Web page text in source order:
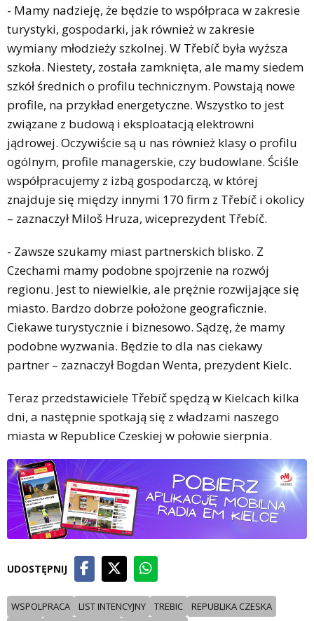
- Mamy nadzieję, że będzie to współpraca w zakresie
turystyki, gospodarki, jak również w zakresie
wymiany młodzieży szkolnej. W Třebíč była wyższa
szkoła. Niestety, została zamknięta, ale mamy siedem
szkół średnich o profilu technicznym. Powstają nowe
profile, na przykład energetyczne. Wszystko to jest
związane z budową i eksploatacją elektrowni
jądrowej. Oczywiście są u nas również klasy o profilu
ogólnym, profile managerskie, czy budowlane. Ściśle
współpracujemy z izbą gospodarczą, w której
znajduje się między innymi 170 firm z Třebíč i okolicy
– zaznaczył Miloš Hruza, wiceprezydent Třebíč.
- Zawsze szukamy miast partnerskich blisko. Z
Czechami mamy podobne spojrzenie na rozwój
regionu. Jest to niewielkie, ale prężnie rozwijające się
miasto. Bardzo dobrze położone geograficznie.
Ciekawe turystycznie i biznesowo. Sądzę, że mamy
podobne wyzwania. Będzie to dla nas ciekawy
partner – zaznaczył Bogdan Wenta, prezydent Kielc.
Teraz przedstawiciele Třebíč spędzą w Kielcach kilka
dni, a następnie spotkają się z władzami naszego
miasta w Republice Czeskiej w połowie sierpnia.
UDOSTĘPNIJ
WSPOLPRACA LIST INTENCYJNY TREBIC
REPUBLIKA CZESKA